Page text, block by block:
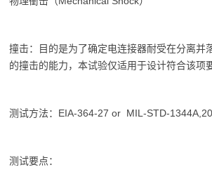
撞击：目的是为了确定电连接器耐受在分离并
的撞击的能力，本试验仅适用于设计符合该项
测试方法：EIA-364-27 or MIL-STD-
测试要点：